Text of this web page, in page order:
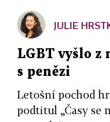
JULIE
LGBT vyšlo z
s penězi
Letošní pochod
podtitul „Časy se